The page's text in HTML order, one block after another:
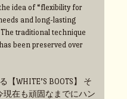
idea of “flexibility for
and long-lasting
traditional technique
been preserved over
WHITE’S BOOTS】 そ
現在も頑固なまでにハン